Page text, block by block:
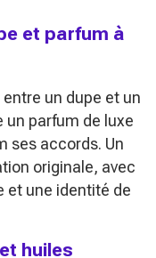
et parfum à
un dupe et un
un parfum de luxe
ses accords. Un
originale, avec
et une identité de
huiles